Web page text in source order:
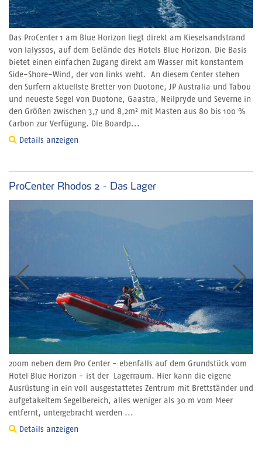
Das ProCenter 1 am Blue Horizon liegt direkt am Kieselsandstrand
von Ialyssos, auf dem Gelände des Hotels Blue Horizon. Die Basis
bietet einen einfachen Zugang direkt am Wasser mit konstantem
Side-Shore-Wind, der von links weht. An diesem Center stehen
den Surfern aktuellste Bretter von Duotone, JP Australia und Tabou
und neueste Segel von Duotone, Gaastra, Neilpryde und Severne in
den Größen zwischen 3,7 und 8,2m² mit Masten aus 80 bis 100 %
Carbon zur Verfügung. Die Boardp...
Details anzeigen
ProCenter Rhodos 2 - Das Lager
200m neben dem Pro Center - ebenfalls auf dem Grundstück vom
Hotel Blue Horizon - ist der Lagerraum. Hier kann die eigene
Ausrüstung in ein voll ausgestattetes Zentrum mit Brettständer und
aufgetakeltem Segelbereich, alles weniger als 30 m vom Meer
entfernt, untergebracht werden ...
Details anzeigen